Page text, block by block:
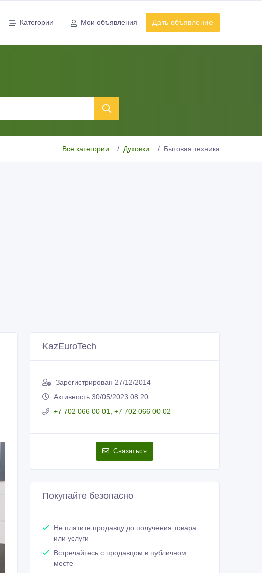
Категории Мои объявления Дать объявление
Все категории Духовки Бытовая техника
KazEuroTech
Зарегистрирован 27/12/2014
Активность 30/05/2023 08:20
+7 702 066 00 01, +7 702 066 00 02
Связаться
Покупайте безопасно
Не платите продавцу до получения товара
или услуги
Встречайтесь с продавцом в публичном
месте